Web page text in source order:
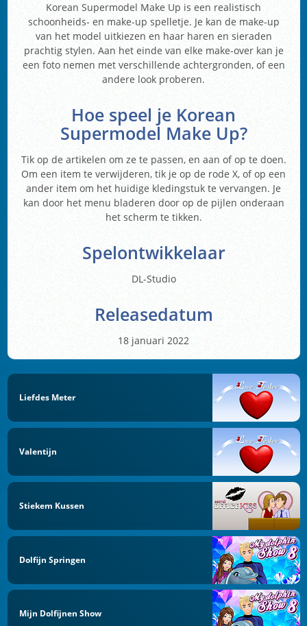
Korean Supermodel Make Up is een realistisch
schoonheids- en make-up spelletje. Je kan de make-up
van het model uitkiezen en haar haren en sieraden
prachtig stylen. Aan het einde van elke make-over kan je
een foto nemen met verschillende achtergronden, of een
andere look proberen.
Hoe speel je Korean
Supermodel Make Up?
Tik op de artikelen om ze te passen, en aan of op te doen.
Om een item te verwijderen, tik je op de rode X, of op een
ander item om het huidige kledingstuk te vervangen. Je
kan door het menu bladeren door op de pijlen onderaan
het scherm te tikken.
Spelontwikkelaar
DL-Studio
Releasedatum
18 januari 2022
Liefdes Meter
Valentijn
Stiekem Kussen
Dolfijn Springen
Mijn Dolfijnen Show